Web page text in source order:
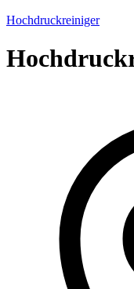
Hochdruckreiniger